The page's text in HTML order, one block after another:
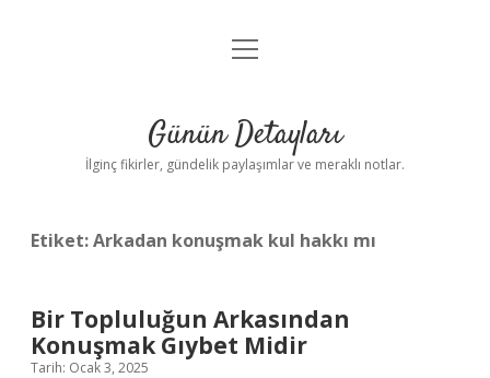
Gizlilik Politikası
Yasal Uyarı
menüyü
Günün Detayları
İlginç fikirler, gündelik paylaşımlar ve meraklı notlar.
Etiket:Arkadan konuşmak kul hakkı mı
Bir Topluluğun Arkasından
Konuşmak Gıybet Midir
Tarih: Ocak 3, 2025